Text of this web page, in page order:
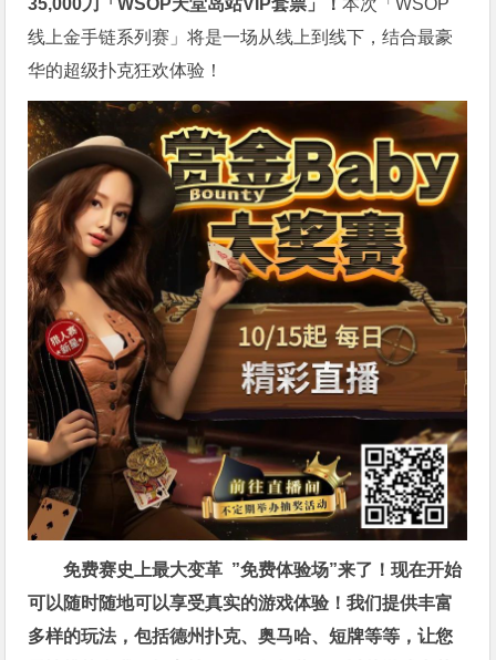
35,000刀「WSOP天堂岛站VIP套票」！本次「WSOP
线上金手链系列赛」将是一场从线上到线下，结合最豪
华的超级扑克狂欢体验！
免费赛史上最大变革 ”免费体验场”来了！现在开始
可以随时随地可以享受真实的游戏体验！我们提供丰富
多样的玩法，包括德州扑克、奥马哈、短牌等等，让您